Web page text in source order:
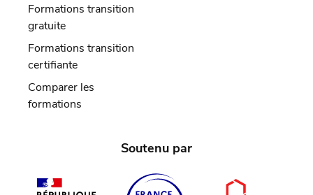
Formations transition
gratuite
Formations transition
certifiante
Comparer les
formations
Soutenu par